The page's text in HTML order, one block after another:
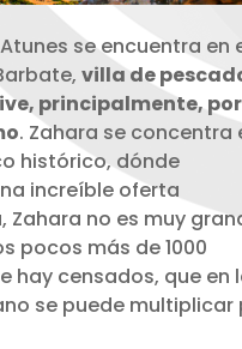
se encuentra en
villa de
principalmente,
. Zahara se concentra
histórico, dónde
increíble oferta
no es muy
pocos más de 1000
hay censados, que en
se puede multiplicar